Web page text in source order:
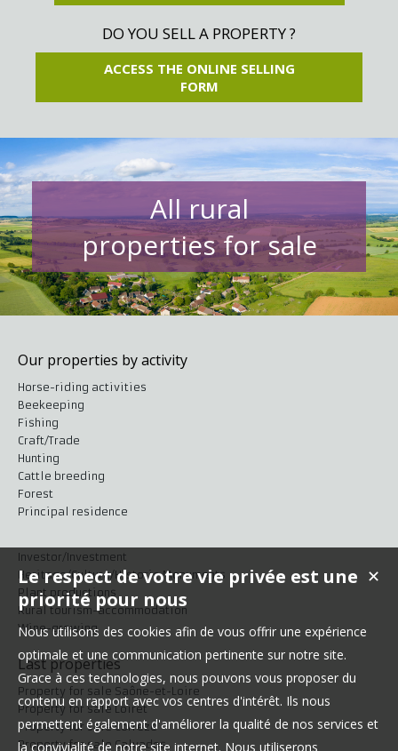
DO YOU SELL A PROPERTY ?
ACCESS THE ONLINE SELLING
FORM
All rural
properties for sale
Our properties by activity
Horse-riding activities
Beekeeping
Fishing
Craft/Trade
Hunting
Cattle breeding
Forest
Principal residence
Investor/Investment
Heritage/Culture/Historic Monuments
Plant productions
Rural tourism-accommodation
Wine-growing
Last properties
Property for sale Saône-et-Loire
Property for sale Loiret
Property for sale Corrèze
Property for sale Calvados
✕
Le respect de votre vie privée est une
priorité pour nous
Nous utilisons des cookies afin de vous offrir une expérience
optimale et une communication pertinente sur notre site.
Grace à ces technologies, nous pouvons vous proposer du
contenu en rapport avec vos centres d'intérêt. Ils nous
permettent également d'améliorer la qualité de nos services et
la convivialité de notre site internet. Nous utiliserons